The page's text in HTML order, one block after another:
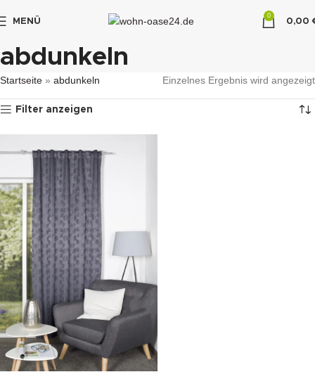
MENÜ
0
0,00
abdunkeln
Startseite » abdunkeln Einzelnes Ergebnis wird angezeigt
Filter anzeigen